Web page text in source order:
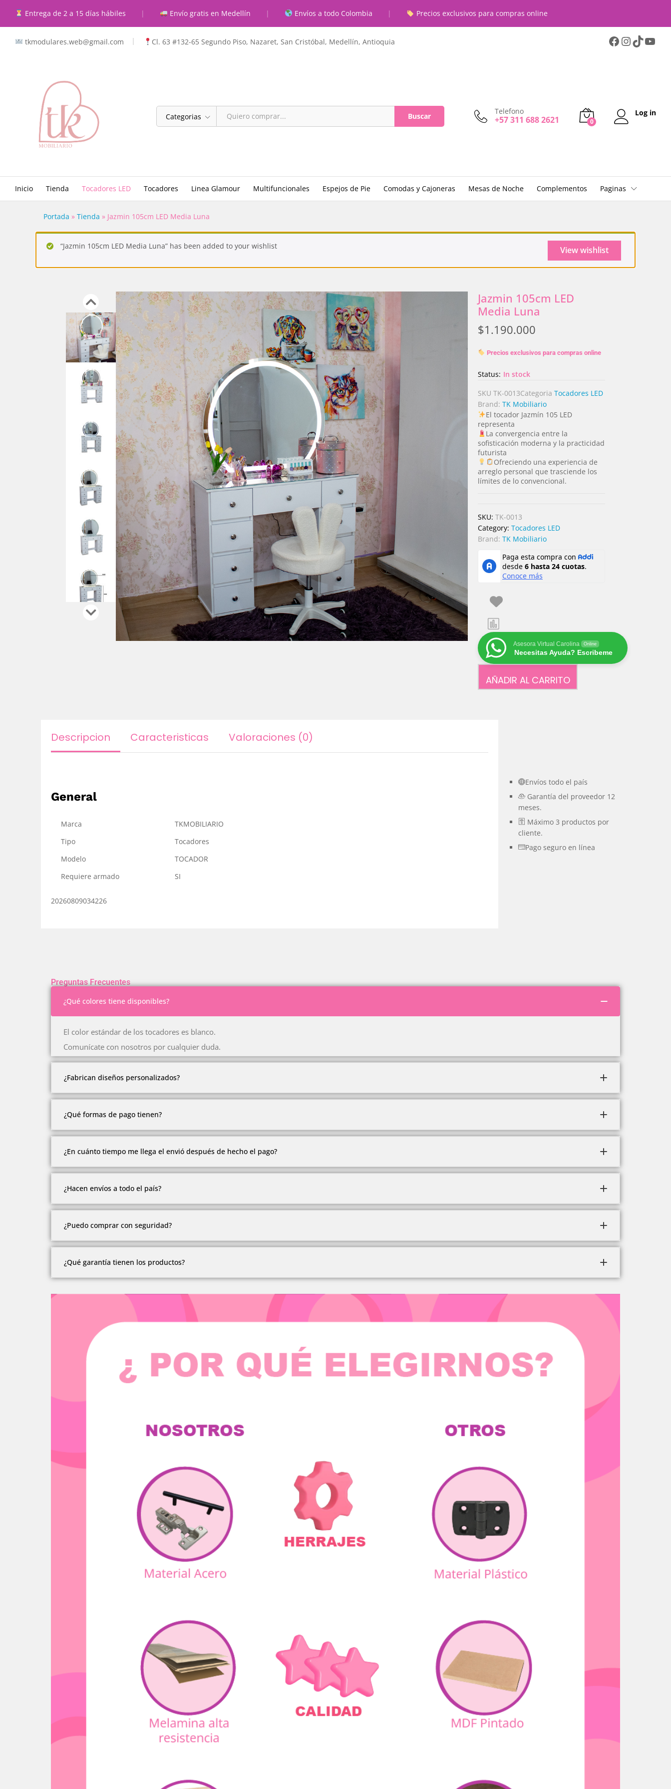
Entrega de 2 a 15 días hábiles | Envío gratis en Medellín | Envíos a todo Colombia | Precios exclusivos para compras online
tkmodulares.web@gmail.com Cl. 63 #132-65 Segundo Piso, Nazaret, San Cristóbal, Medellín, Antioquia
Categorias Buscar Telefono
+57 311 688 2621 0
Log in
Inicio Tienda Tocadores LED Tocadores Linea Glamour Multifuncionales Espejos de Pie Comodas y Cajoneras Mesas de Noche Complementos Paginas
Portada » Tienda » Jazmin 105cm LED Media Luna
View wishlist
“Jazmin 105cm LED Media Luna” has been added to your wishlist
Jazmin 105cm LED
Media Luna
$1.190.000
Precios exclusivos para compras online
Status: In stock
SKU TK-0013Categoria Tocadores LED
Brand: TK Mobiliario
El tocador Jazmín 105 LED
representa
La convergencia entre la
sofisticación moderna y la practicidad
futurista
Ofreciendo una experiencia de
arreglo personal que trasciende los
límites de lo convencional.
SKU: TK-0013
Category: Tocadores LED
Brand: TK Mobiliario
AÑADIR AL CARRITO
Asesora Virtual Carolina Online
Necesitas Ayuda? Escribeme
Descripcion Caracteristicas Valoraciones (0)
General
Marca
TKMOBILIARIO
Tipo
Tocadores
Modelo
TOCADOR
Requiere armado
SI
20260809034226
Envíos todo el país
Garantía del proveedor 12
meses.
Máximo 3 productos por
cliente.
Pago seguro en línea
Preguntas Frecuentes
¿Qué colores tiene disponibles?
El color estándar de los tocadores es blanco.
Comunícate con nosotros por cualquier duda.
¿Fabrican diseños personalizados?
Comunícate con nosotros con gusto te atenderemos
¿Qué formas de pago tienen?
¿En cuánto tiempo me llega el envió después de hecho el pago?
¿Hacen envíos a todo el país?
¿Puedo comprar con seguridad?
¿Qué garantía tienen los productos?
Todos nuestros productos cuentan con 1 año de garantía.
Descripcion Caracteristicas Valoraciones (0) $ 1.190.000